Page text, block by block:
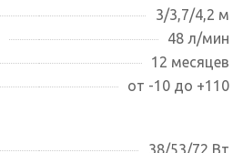
3/3,7/4,2 м
48 л/мин
12 месяцев
от -10 до +110
38/53/72 Вт